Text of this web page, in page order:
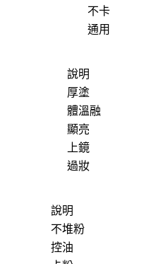
不卡
通用
說明
厚塗
體溫融
顯亮
上鏡
過妝
說明
不堆粉
控油